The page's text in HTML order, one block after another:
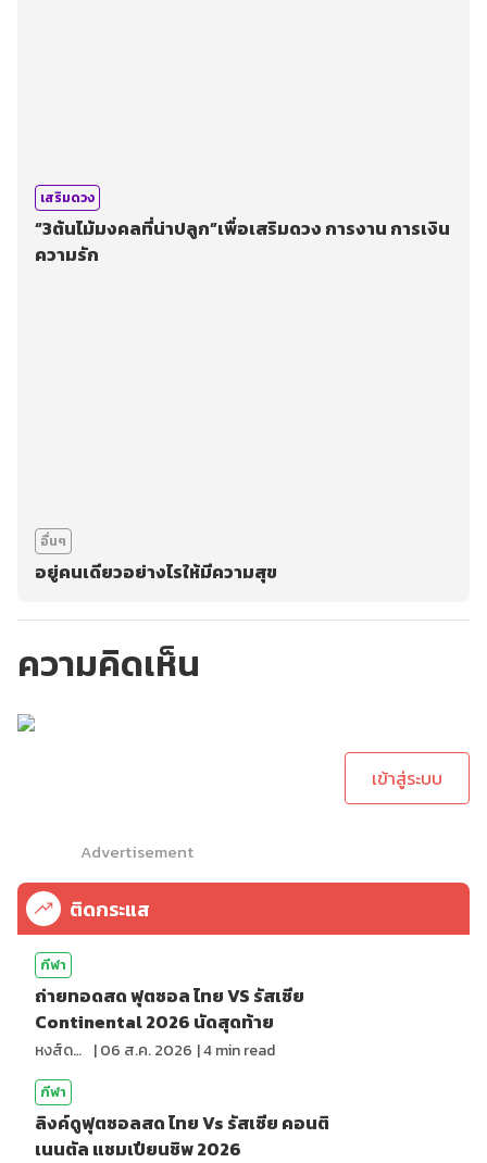
เสริมดวง
“3ต้นไม้มงคลที่น่าปลูก”เพื่อเสริมดวง การงาน การเงิน
ความรัก
อื่นๆ
อยู่คนเดียวอย่างไรให้มีความสุข
ความคิดเห็น
เข้าสู่ระบบ
Advertisement
ติดกระแส
กีฬา
ถ่ายทอดสด ฟุตซอล ไทย VS รัสเซีย
Continental 2026 นัดสุดท้าย
หงส์ดรุณ |06 ส.ค. 2026 |4min read
กีฬา
ลิงค์ดูฟุตซอลสด ไทย Vs รัสเซีย คอนติ
เนนตัล แชมเปียนชิพ 2026